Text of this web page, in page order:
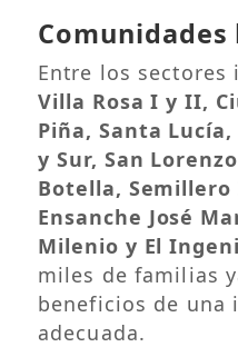
Entre los
Villa Rosa I y II,
Piña, Santa
y Sur, San
Botella,
Ensanche José
Milenio y El
miles de familias
beneficios de una
adecuada.